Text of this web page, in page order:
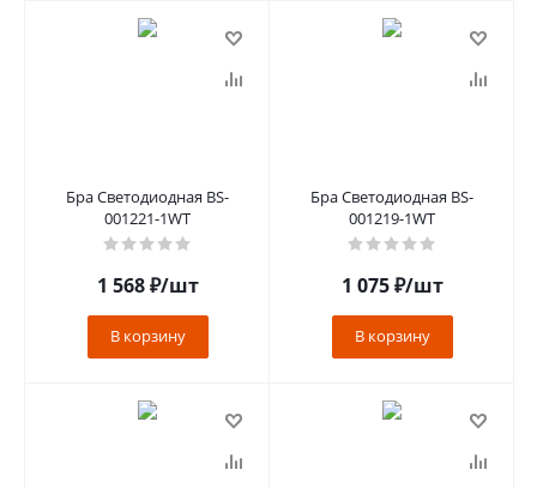
Бра Светодиодная BS-
001221-1WT
1 568₽/шт
В корзину
Бра Светодиодная BS-
001219-1WT
1 075₽/шт
В корзину